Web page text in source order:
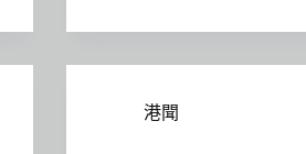
港聞